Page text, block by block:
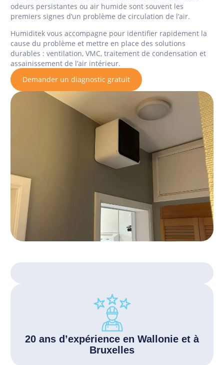
odeurs persistantes ou air humide sont souvent les
premiers signes d’un problème de circulation de l’air.
Humiditek vous accompagne pour identifier rapidement la
cause du problème et mettre en place des solutions
durables : ventilation, VMC, traitement de condensation et
assainissement de l’air intérieur.
Demander un diagnostic gratuit
20 ans d’expérience en Wallonie et à
Bruxelles